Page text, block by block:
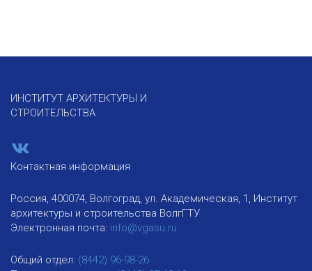
ИНСТИТУТ АРХИТЕКТУРЫ И
СТРОИТЕЛЬСТВА
Контактная информация
Россия, 400074, Волгоград, ул. Академическая, 1, Институт
архитектуры и строительства ВолгГТУ
Электронная почта: info@vgasu.ru
Общий отдел: (8442) 96-98-26